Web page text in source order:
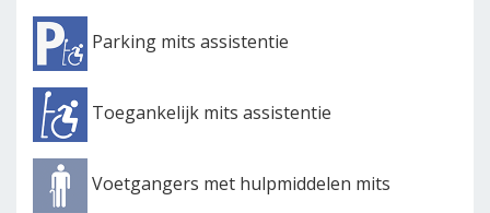
Parking mits assistentie
Toegankelijk mits assistentie
Voetgangers met hulpmiddelen mits